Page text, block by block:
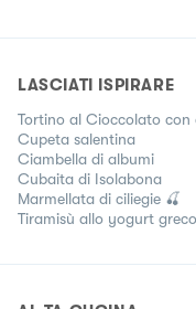
LASCIATI ISPIRARE
Tortino al Cioccolato con
Cupeta salentina
Ciambella di albumi
Cubaita di Isolabona
Marmellata di ciliegie 🍒
Tiramisù allo yogurt greco